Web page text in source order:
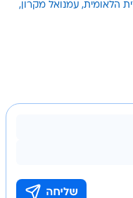
הלאומית עמנואל מקרון